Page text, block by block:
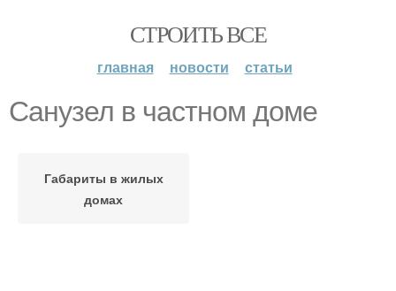
СТРОИТЬ ВСЕ
главная новости статьи
Санузел в частном доме
Габариты в жилых
домах